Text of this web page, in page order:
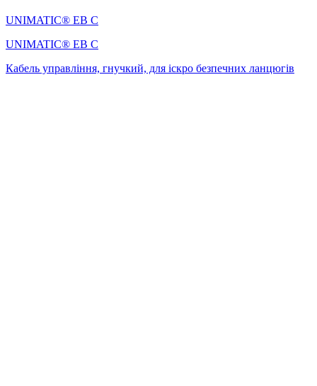
UNIMATIC® EB C
UNIMATIC® EB C
Кабель управління, гнучкий, для іскро безпечних ланцюгів